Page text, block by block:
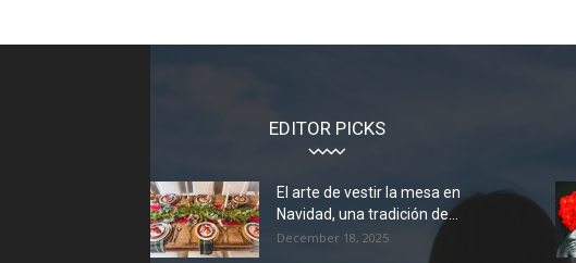
EDITOR PICKS
El arte de vestir la mesa en
Navidad, una tradición de...
December 18, 2025